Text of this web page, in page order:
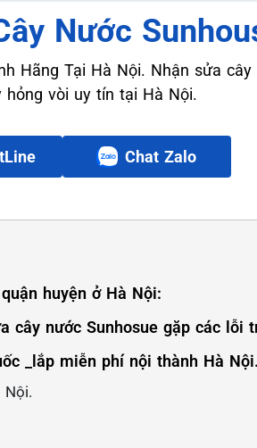
Nước
Hãng Tại Hà Nội. Nhận sửa
hỏng vòi uy tín tại Hà Nội.
Chat Zalo
huyện ở Hà Nội:
cây nước Sunhosue gặp các lỗi
_lắp miễn phí nội thành Hà Nội.
Nội.